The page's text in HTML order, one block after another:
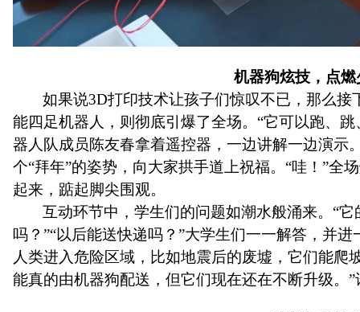
机器狗炫技，点
如果说3D打印技术让孩子们惊叹不已，那么
能四足机器人，则彻底引爆了全场。“它可以跑、
器人 队成员陈友春拿着遥控器，一边讲解一边演示
个“拜年”的姿势，向大家拱手道上祝福。 “哇！”全
起来，踮起脚尖围观。
互动环节中，学生们的问题如潮水般涌来。 “它
吗？”“以后能送快递吗？”大学生们一一解答，并
人类进入危险区域，比如地震后的废墟，它们能爬
能真的由机器狗配送，但它们现在还在不断升级。